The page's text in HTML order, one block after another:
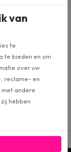
Necom
van
te
te bieden en om
over uw
reclame- en
met andere
hebben